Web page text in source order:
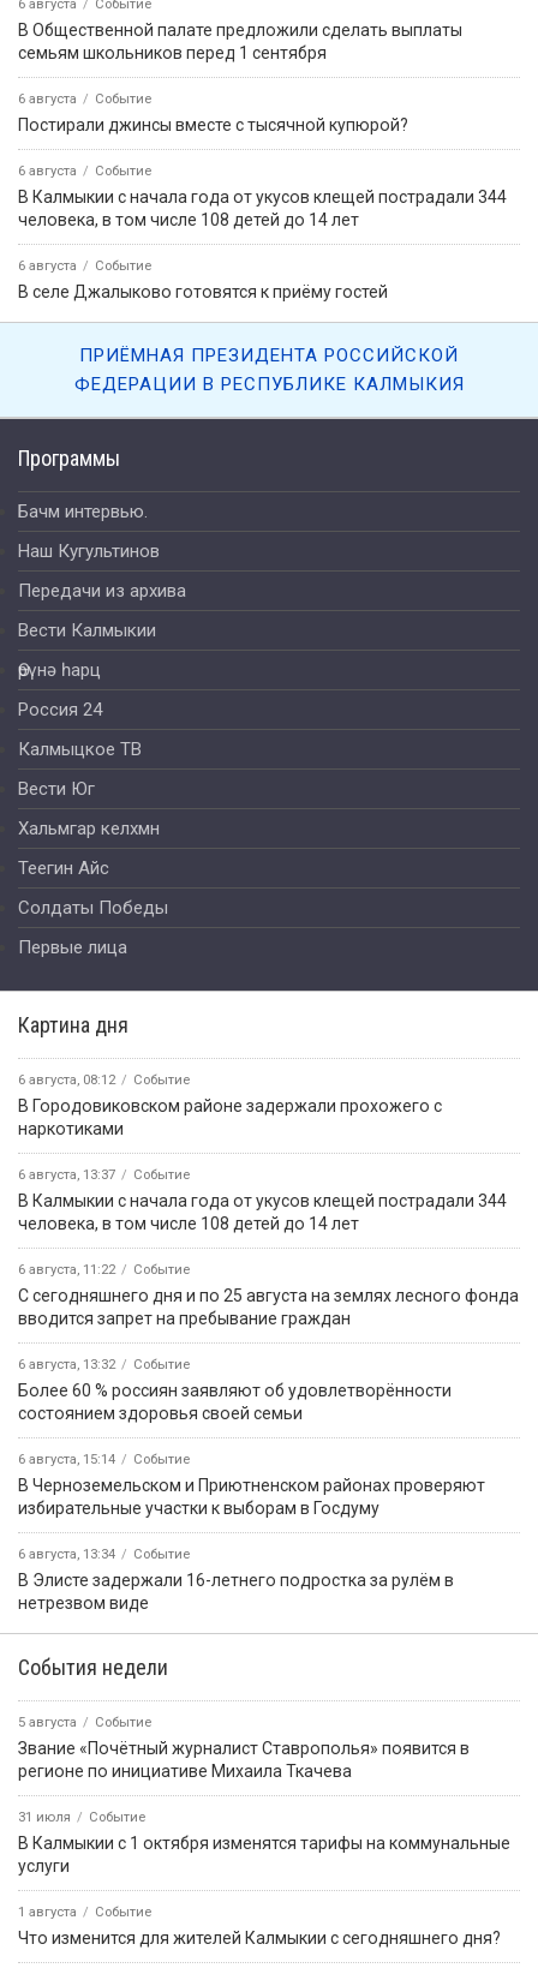
Программы
Бачм интервью.
Наш Кугультинов
Передачи из архива
Вести Калмыкии
Өрүнә һарц
Россия 24
Калмыцкое ТВ
Вести Юг
Хальмгар келхмн
Теегин Айс
Солдаты Победы
Первые лица
Картина дня
6 августа, 08:12 Событие
В Городовиковском районе задержали прохожего с
наркотиками
6 августа, 13:37 Событие
В Калмыкии с начала года от укусов клещей пострадали 344
человека, в том числе 108 детей до 14 лет
6 августа, 11:22 Событие
С сегодняшнего дня и по 25 августа на землях лесного фонда
вводится запрет на пребывание граждан
6 августа, 13:32 Событие
Более 60 % россиян заявляют об удовлетворённости
состоянием здоровья своей семьи
6 августа, 15:14 Событие
В Черноземельском и Приютненском районах проверяют
избирательные участки к выборам в Госдуму
6 августа, 13:34 Событие
В Элисте задержали 16-летнего подростка за рулём в
нетрезвом виде
События недели
5 августа Событие
Звание «Почётный журналист Ставрополья» появится в
регионе по инициативе Михаила Ткачева
31 июля Событие
В Калмыкии с 1 октября изменятся тарифы на коммунальные
услуги
1 августа Событие
Что изменится для жителей Калмыкии с сегодняшнего дня?
6 августа Событие
В Общественной палате предложили сделать выплаты
семьям школьников перед 1 сентября
6 августа Событие
Постирали джинсы вместе с тысячной купюрой?
6 августа Событие
В Калмыкии с начала года от укусов клещей пострадали 344
человека, в том числе 108 детей до 14 лет
6 августа Событие
В селе Джалыково готовятся к приёму гостей
ПРИЁМНАЯ ПРЕЗИДЕНТА РОССИЙСКОЙ
ФЕДЕРАЦИИ В РЕСПУБЛИКЕ КАЛМЫКИЯ